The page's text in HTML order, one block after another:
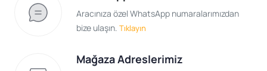
Aracınıza özel WhatsApp numaralarımızdan
bize ulaşın. Tıklayın
Mağaza Adreslerimiz